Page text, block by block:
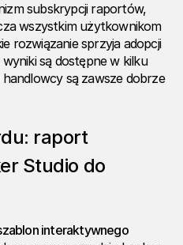
subskrypcji raportów,
wszystkim użytkownikom
rozwiązanie sprzyja adopcji
są dostępne w kilku
są zawsze dobrze
raport
Studio do
interaktywnego